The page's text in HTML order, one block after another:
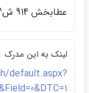
عطابخش 914 ش^d// , rouhi^d2003/08/20 13:13:50
لينک به اين مدرک
default.aspx?